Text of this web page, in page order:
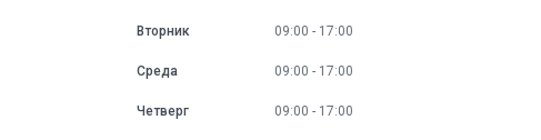
Вторник 09:00 17:00
Среда 09:00 17:00
Четверг 09:00 17:00